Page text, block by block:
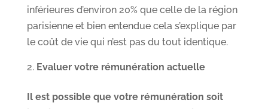
inférieures d’environ 20% que celle de la région
parisienne et bien entendue cela s’explique par
le coût de vie qui n’est pas du tout identique.
Evaluer votre rémunération actuelle
Il est possible que votre rémunération soit